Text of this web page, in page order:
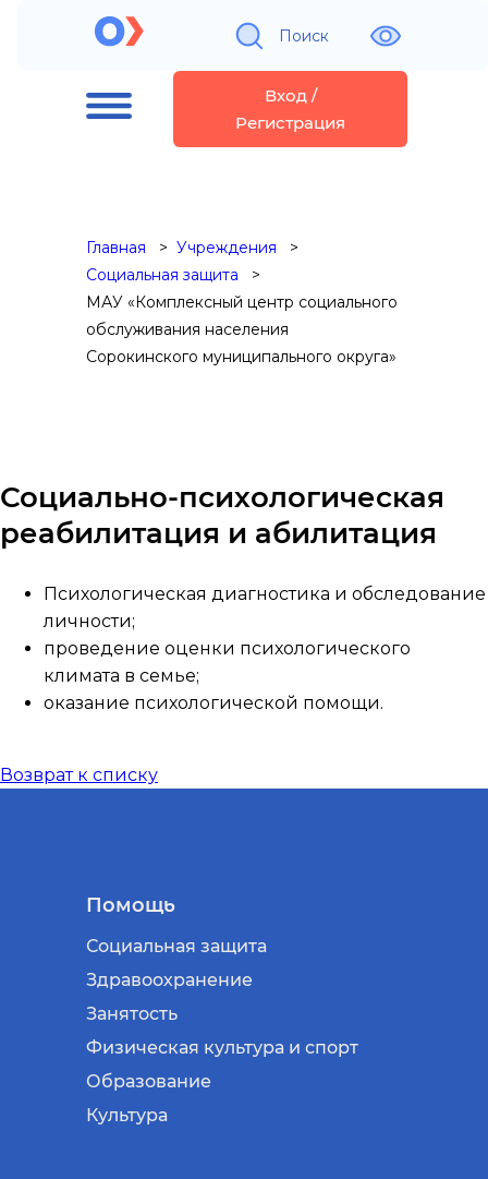
Поиск
Вход /
Регистрация
Главная
Учреждения
Социальная защита
МАУ «Комплексный центр социального
обслуживания населения
Сорокинского муниципального округа»
Социально-психологическая
реабилитация и абилитация
Психологическая диагностика и обследование
личности;
проведение оценки психологического
климата в семье;
оказание психологической помощи.
Возврат к списку
Помощь
Социальная защита
Здравоохранение
Занятость
Физическая культура и спорт
Образование
Культура